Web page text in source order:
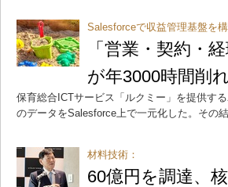
Salesforceで収益管理基盤を
「営業・契約・
が年3000時間削
保育総合ICTサービス「ルクミー」を提供す
のデータをSalesforce上で一元化した。その
材料技術：
60億円を調達、